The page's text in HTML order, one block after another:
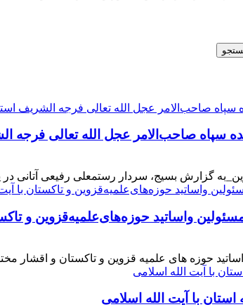
سپاه صاحب‌الامر عجل الله تعالی فرجه
گزارش بسیج، سردار رستمعلی رفیعی آتانی
واساتید حوزه‌های‌علمیه‌قزوین و
اساتید حوزه های علمیه قزوین و تاکستان و
با آیت الله اسلامی